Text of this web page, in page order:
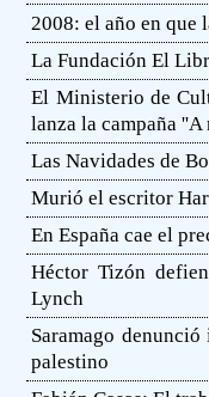
2008: el año en que
La Fundación El
El Ministerio de
lanza la campaña
Las Navidades de
Murió el escritor
En España cae el
Héctor Tizón
Lynch
Saramago
palestino